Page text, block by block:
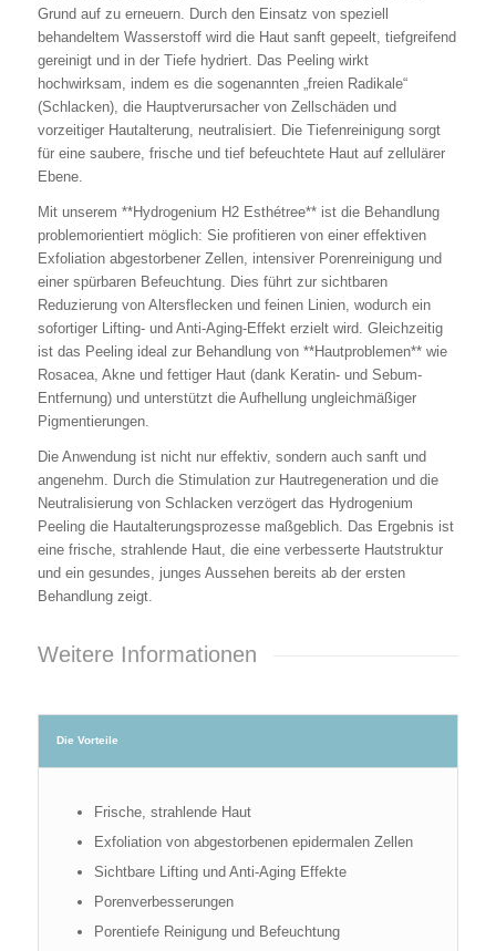
Grund auf zu erneuern. Durch den Einsatz von speziell
behandeltem Wasserstoff wird die Haut sanft gepeelt, tiefgreifend
gereinigt und in der Tiefe hydriert. Das Peeling wirkt
hochwirksam, indem es die sogenannten „freien Radikale“
(Schlacken), die Hauptverursacher von Zellschäden und
vorzeitiger Hautalterung, neutralisiert. Die Tiefenreinigung sorgt
für eine saubere, frische und tief befeuchtete Haut auf zellulärer
Ebene.
Mit unserem **Hydrogenium H2 Esthétree** ist die Behandlung
problemorientiert möglich: Sie profitieren von einer effektiven
Exfoliation abgestorbener Zellen, intensiver Porenreinigung und
einer spürbaren Befeuchtung. Dies führt zur sichtbaren
Reduzierung von Altersflecken und feinen Linien, wodurch ein
sofortiger Lifting- und Anti-Aging-Effekt erzielt wird. Gleichzeitig
ist das Peeling ideal zur Behandlung von **Hautproblemen** wie
Rosacea, Akne und fettiger Haut (dank Keratin- und Sebum-
Entfernung) und unterstützt die Aufhellung ungleichmäßiger
Pigmentierungen.
Die Anwendung ist nicht nur effektiv, sondern auch sanft und
angenehm. Durch die Stimulation zur Hautregeneration und die
Neutralisierung von Schlacken verzögert das Hydrogenium
Peeling die Hautalterungsprozesse maßgeblich. Das Ergebnis ist
eine frische, strahlende Haut, die eine verbesserte Hautstruktur
und ein gesundes, junges Aussehen bereits ab der ersten
Behandlung zeigt.
Weitere Informationen
Die Vorteile
Frische, strahlende Haut
Exfoliation von abgestorbenen epidermalen Zellen
Sichtbare Lifting und Anti-Aging Effekte
Porenverbesserungen
Porentiefe Reinigung und Befeuchtung